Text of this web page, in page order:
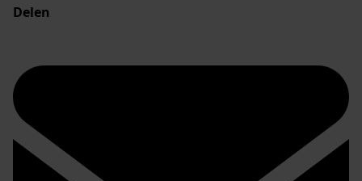
Delen